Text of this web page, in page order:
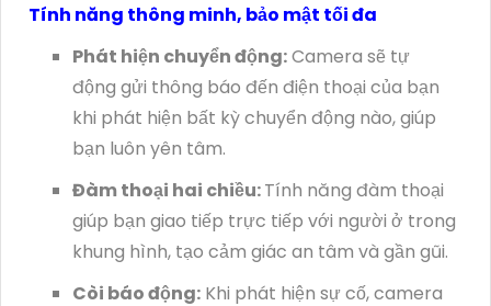
Tính năng thông minh, bảo mật tối đa
Phát hiện chuyển động:Camera sẽ tự
động gửi thông báo đến điện thoại của bạn
khi phát hiện bất kỳ chuyển động nào, giúp
bạn luôn yên tâm.
Đàm thoại hai chiều:Tính năng đàm thoại
giúp bạn giao tiếp trực tiếp với người ở trong
khung hình, tạo cảm giác an tâm và gần gũi.
Còi báo động: Khi phát hiện sự cố, camera